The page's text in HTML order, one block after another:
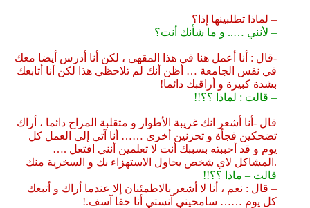
– لماذا تطلبينها إذا؟
– لأنني ….. و ما شأنك أنت؟
-قال : أنا أعمل هنا في هذا المقهى ، لكن أنا أدرس أيضا معك
في نفس الجامعة … أظن أنك لم تلاحظي هذا لكن أنا أتابعك
بشدة كبيرة و أراقبك دائما!
– قالت : لماذا ؟؟!!
قال -أنا أشعر انك غريبة الأطوار و متقلبة المزاج دائما ، أراك
تضحكين فجأة و تحزنين أخرى …… أنا آتي إلى العمل كل
يوم و قد أحببته بسببك ⁦…. أنت لا تعلمين أنني افتعل
المشاكل لاي شخص يحاول الاستهزاء بك و السخرية منك.
قالت – ماذا ؟؟!!
– قال : نعم ، أنا لا أشعر بالاطمئنان إلا عندما أراك و أتبعك
كل يوم …… سامحيني آنستي أنا حقا آسف.!